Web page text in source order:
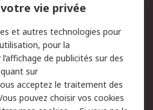
Sécurité des E-mails
Politique anti-
vie privée
et autres technologies pour
pour la
de publicités sur des
sur
acceptez le traitement des
pouvez choisir vos cookies